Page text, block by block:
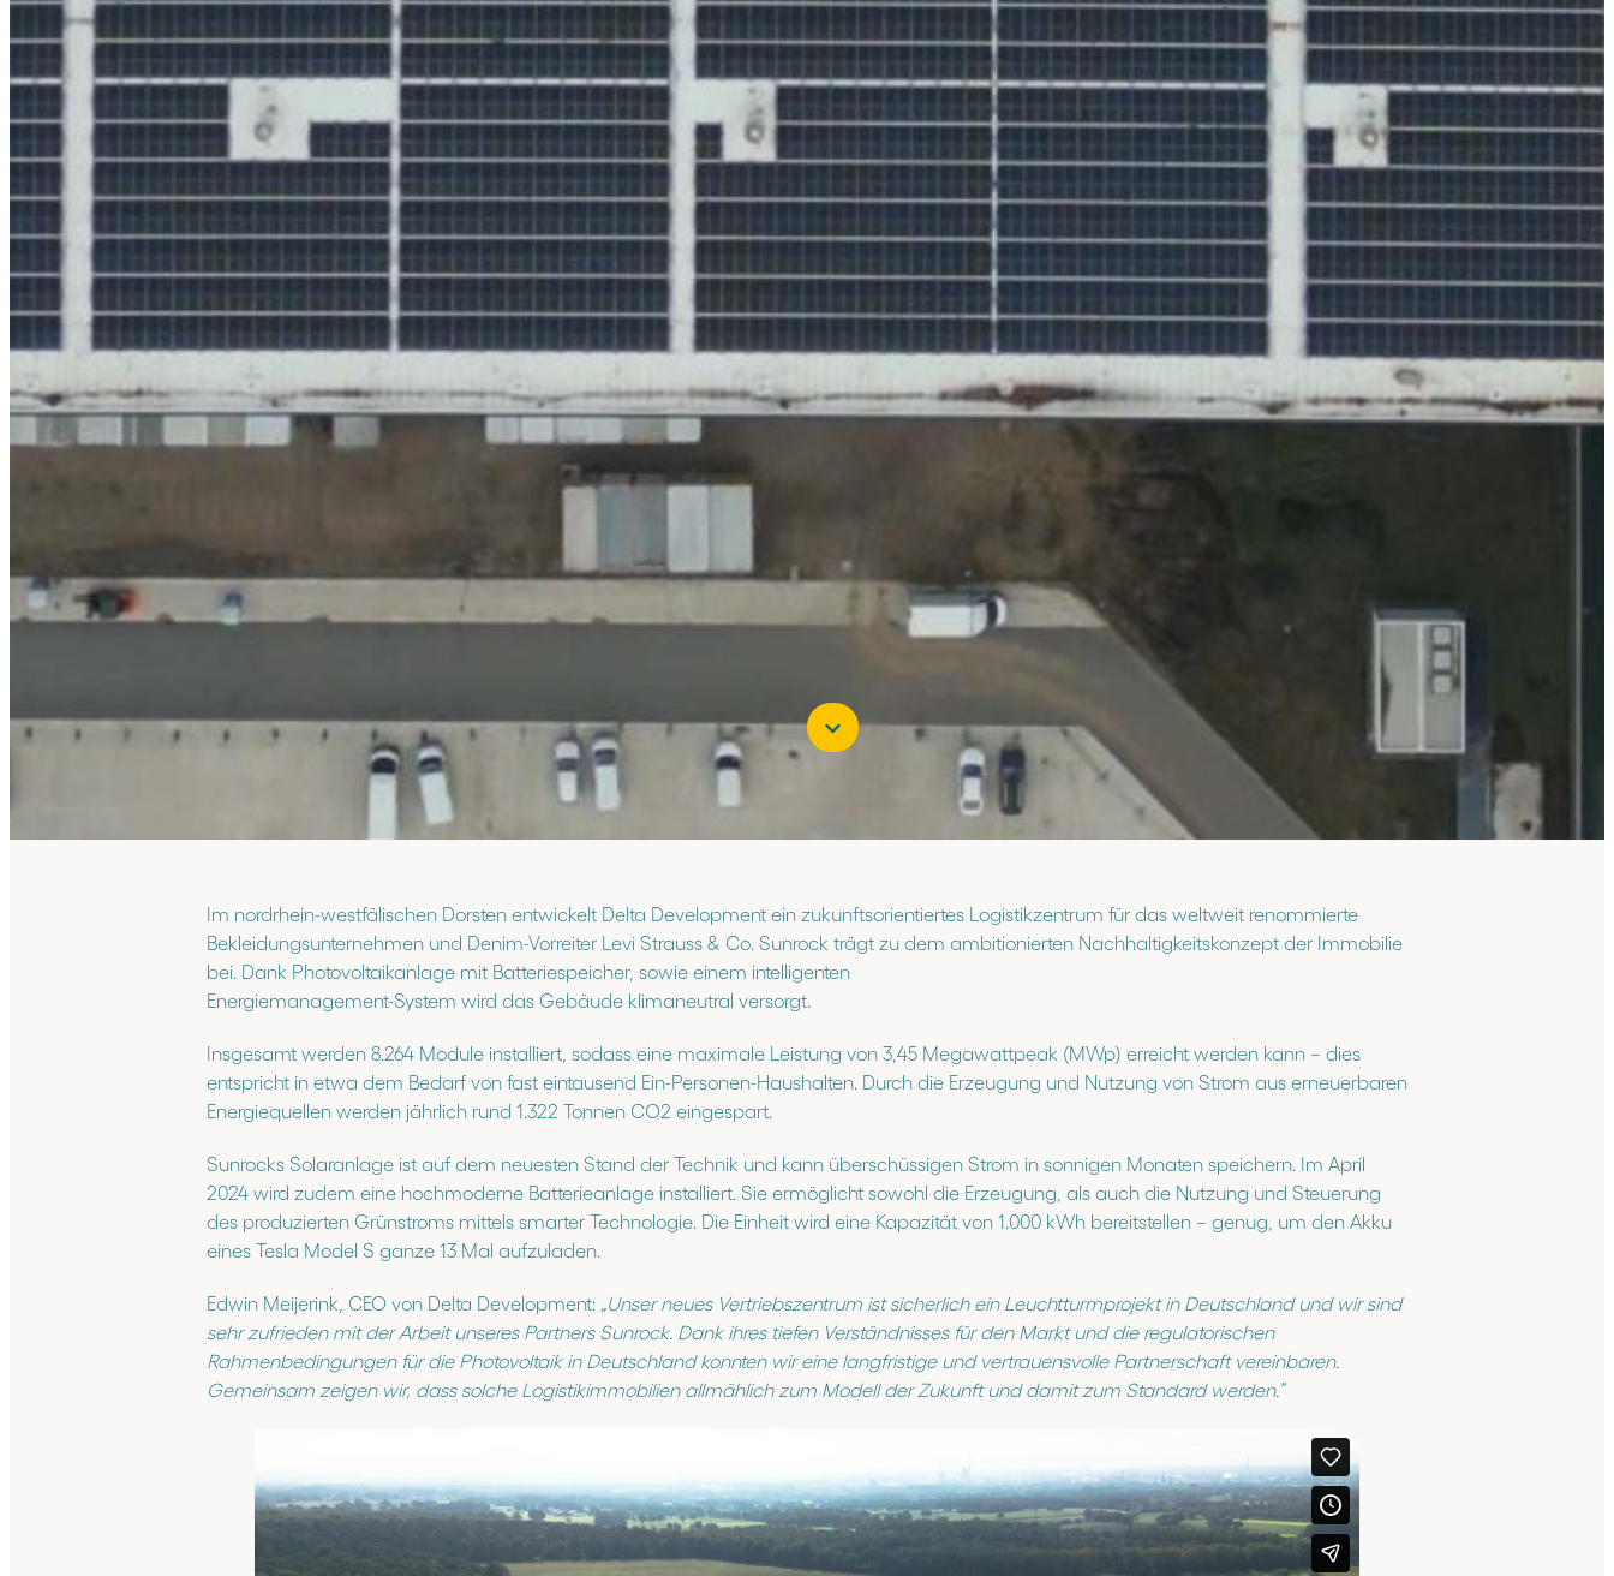
Im nordrhein-westfälischen Dorsten entwickelt Delta Development ein zukunftsorientiertes Logistikzentrum für das weltweit renommierte
Bekleidungsunternehmen und Denim-Vorreiter Levi Strauss & Co. Sunrock trägt zu dem ambitionierten Nachhaltigkeitskonzept der Immobilie
bei. Dank Photovoltaikanlage mit Batteriespeicher, sowie einem intelligenten
Energiemanagement-System wird das Gebäude klimaneutral versorgt.
Insgesamt werden 8.264 Module installiert, sodass eine maximale Leistung von 3,45 Megawattpeak (MWp) erreicht werden kann – dies
entspricht in etwa dem Bedarf von fast eintausend Ein-Personen-Haushalten. Durch die Erzeugung und Nutzung von Strom aus erneuerbaren
Energiequellen werden jährlich rund 1.322 Tonnen CO2 eingespart.
Sunrocks Solaranlage ist auf dem neuesten Stand der Technik und kann überschüssigen Strom in sonnigen Monaten speichern. Im April
2024 wird zudem eine hochmoderne Batterieanlage installiert. Sie ermöglicht sowohl die Erzeugung, als auch die Nutzung und Steuerung
des produzierten Grünstroms mittels smarter Technologie. Die Einheit wird eine Kapazität von 1.000 kWh bereitstellen – genug, um den Akku
eines Tesla Model S ganze 13 Mal aufzuladen.
Edwin Meijerink, CEO von Delta Development: „Unser neues Vertriebszentrum ist sicherlich ein Leuchtturmprojekt in Deutschland und wir sind
sehr zufrieden mit der Arbeit unseres Partners Sunrock. Dank ihres tiefen Verständnisses für den Markt und die regulatorischen
Rahmenbedingungen für die Photovoltaik in Deutschland konnten wir eine langfristige und vertrauensvolle Partnerschaft vereinbaren.
Gemeinsam zeigen wir, dass solche Logistikimmobilien allmählich zum Modell der Zukunft und damit zum Standard werden.”